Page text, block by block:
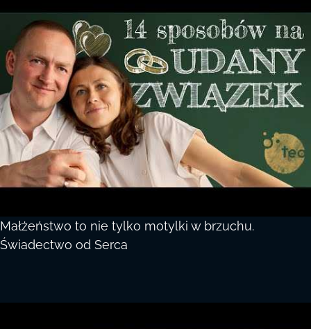
Małżeństwo to nie tylko motylki w brzuchu.
Świadectwo od Serca